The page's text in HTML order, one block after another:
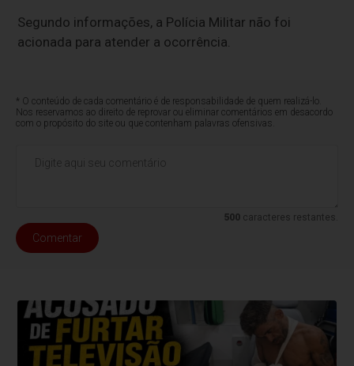
Segundo informações, a Polícia Militar não foi
acionada para atender a ocorrência.
* O conteúdo de cada comentário é de responsabilidade de quem realizá-lo.
Nos reservamos ao direito de reprovar ou eliminar comentários em desacordo
com o propósito do site ou que contenham palavras ofensivas.
500caracteres restantes.
Comentar